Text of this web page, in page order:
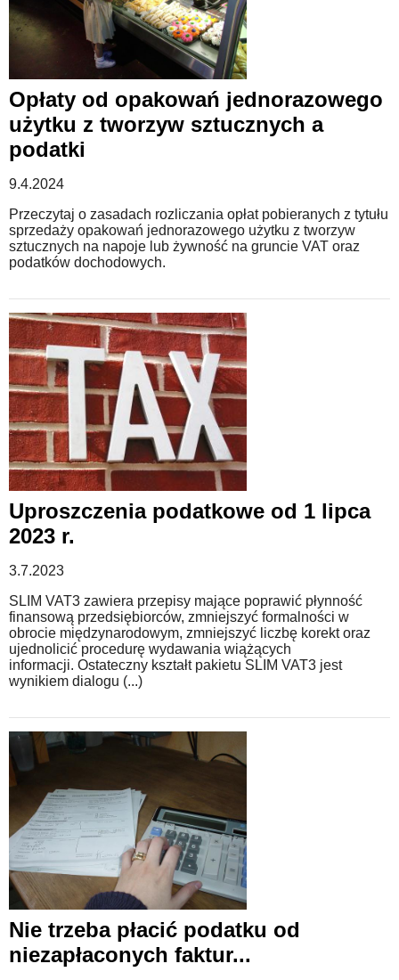
Opłaty od opakowań jednorazowego
użytku z tworzyw sztucznych a
podatki
9.4.2024
Przeczytaj o zasadach rozliczania opłat pobieranych z tytułu
sprzedaży opakowań jednorazowego użytku z tworzyw
sztucznych na napoje lub żywność na gruncie VAT oraz
podatków dochodowych.
Uproszczenia podatkowe od 1 lipca
2023 r.
3.7.2023
SLIM VAT3 zawiera przepisy mające poprawić płynność
finansową przedsiębiorców, zmniejszyć formalności w
obrocie międzynarodowym, zmniejszyć liczbę korekt oraz
ujednolicić procedurę wydawania wiążących
informacji. Ostateczny kształt pakietu SLIM VAT3 jest
wynikiem dialogu (...)
Nie trzeba płacić podatku od
niezapłaconych faktur...